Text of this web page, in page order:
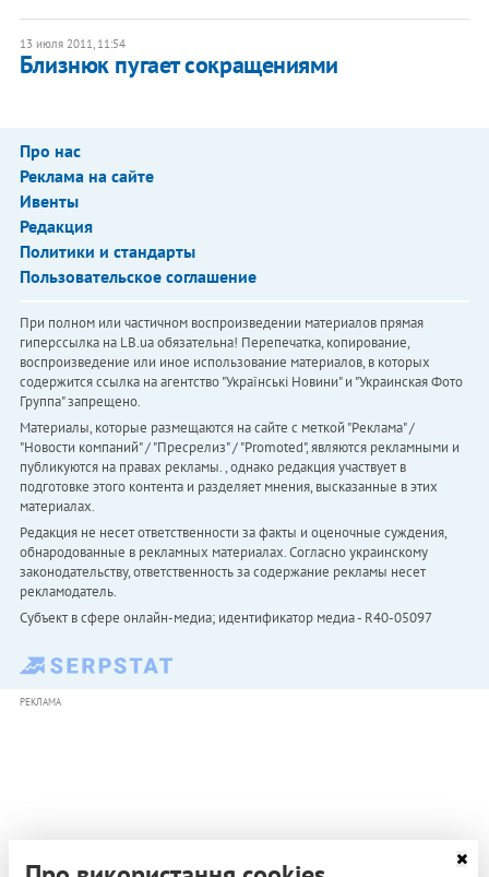
13 июля 2011, 11:54
​Близнюк пугает сокращениями
Про нас
Реклама на сайте
Ивенты
Редакция
Политики и стандарты
Пользовательское соглашение
При полном или частичном воспроизведении материалов прямая
гиперссылка на LB.ua обязательна! Перепечатка, копирование,
воспроизведение или иное использование материалов, в которых
содержится ссылка на агентство "Українськi Новини" и "Украинская Фото
Группа" запрещено.
Материалы, которые размещаются на сайте с меткой "Реклама" /
"Новости компаний" / "Пресрелиз" / "Promoted", являются рекламными и
публикуются на правах рекламы. , однако редакция участвует в
подготовке этого контента и разделяет мнения, высказанные в этих
материалах.
Редакция не несет ответственности за факты и оценочные суждения,
обнародованные в рекламных материалах. Согласно украинскому
законодательству, ответственность за содержание рекламы несет
рекламодатель.
Субъект в сфере онлайн-медиа; идентификатор медиа - R40-05097
РЕКЛАМА